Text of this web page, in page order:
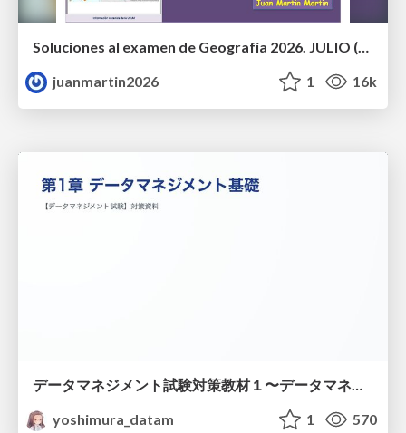
Soluciones al examen de Geografía 2026. JULIO (Convocatoria Extraordinaria)
juanmartin2026
1 16k
yoshimura_datam
1 570